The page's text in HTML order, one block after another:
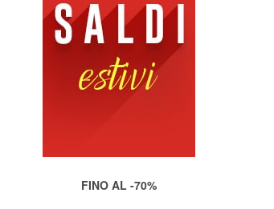
FINO AL -70%